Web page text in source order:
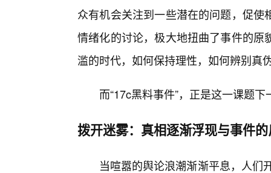
众有机会关注到一些潜在的问题，促
情绪化的讨论，极大地扭曲了事件的
滥的时代，如何保持理性，如何辨别真
而“17c黑料事件”，正是这一课题
拨开迷雾：真相逐渐浮现与事件
当喧嚣的舆论浪潮渐渐平息，人们